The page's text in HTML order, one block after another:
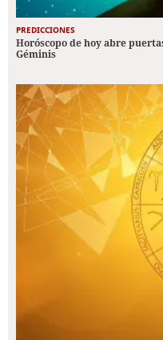
PREDICCIONES
Horóscopo de hoy abre
Géminis